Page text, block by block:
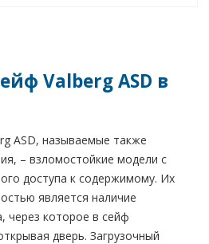
Valberg ASD в
ASD, называемые также
– взломостойкие модели с
доступа к содержимому. Их
является наличие
через которое в сейф
дверь. Загрузочный